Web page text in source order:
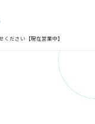
ください 【現在営業中】
content/themes/hestia/inc/views/blog/class-